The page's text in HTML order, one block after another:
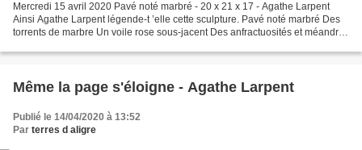
Mercredi 15 avril 2020 Pavé noté marbré - 20 x 21 x 17 - Agathe Larpent
Ainsi Agathe Larpent légende-t ’elle cette sculpture. Pavé noté marbré Des
torrents de marbre Un voile rose sous-jacent Des anfractuosités et méandres
Même la page s'éloigne - Agathe Larpent
Publié le 14/04/2020 à 13:52
Par terres d aligre